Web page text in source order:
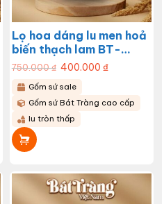
Lọ hoa dáng lu men hoả
biến thạch lam BT-
LGS23
750.000₫ Giá
gốc
là:
750.000 ₫.
400.000₫Giá
hiện
400.000 ₫.
Gốm sứ sale
Gốm sứ Bát Tràng cao cấp
lu tròn thấp